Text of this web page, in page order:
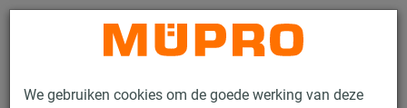
We gebruiken cookies om de goede werking van deze
Contact